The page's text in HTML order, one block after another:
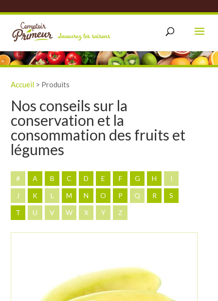
Accueil > Produits
Nos conseils sur la
conservation et la
consommation des fruits et
légumes
# A B C D E F G H I
J K L M N O P Q R S
T U V W X Y Z